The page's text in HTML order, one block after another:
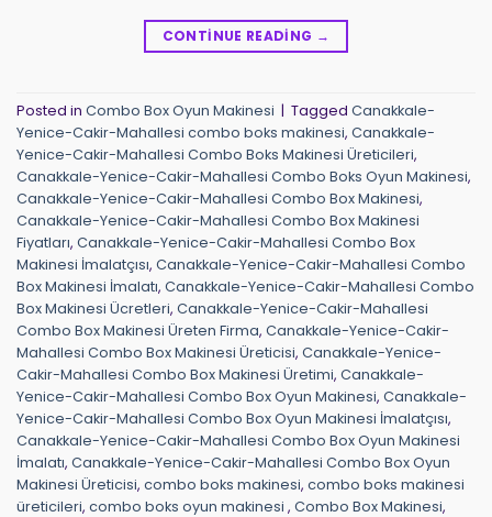
CONTINUE READING →
Posted in Combo Box Oyun Makinesi | Tagged Canakkale-
Yenice-Cakir-Mahallesi combo boks makinesi, Canakkale-
Yenice-Cakir-Mahallesi Combo Boks Makinesi Üreticileri,
Canakkale-Yenice-Cakir-Mahallesi Combo Boks Oyun Makinesi,
Canakkale-Yenice-Cakir-Mahallesi Combo Box Makinesi,
Canakkale-Yenice-Cakir-Mahallesi Combo Box Makinesi
Fiyatları, Canakkale-Yenice-Cakir-Mahallesi Combo Box
Makinesi İmalatçısı, Canakkale-Yenice-Cakir-Mahallesi Combo
Box Makinesi İmalatı, Canakkale-Yenice-Cakir-Mahallesi Combo
Box Makinesi Ücretleri, Canakkale-Yenice-Cakir-Mahallesi
Combo Box Makinesi Üreten Firma, Canakkale-Yenice-Cakir-
Mahallesi Combo Box Makinesi Üreticisi, Canakkale-Yenice-
Cakir-Mahallesi Combo Box Makinesi Üretimi, Canakkale-
Yenice-Cakir-Mahallesi Combo Box Oyun Makinesi, Canakkale-
Yenice-Cakir-Mahallesi Combo Box Oyun Makinesi İmalatçısı,
Canakkale-Yenice-Cakir-Mahallesi Combo Box Oyun Makinesi
İmalatı, Canakkale-Yenice-Cakir-Mahallesi Combo Box Oyun
Makinesi Üreticisi, combo boks makinesi, combo boks makinesi
üreticileri, combo boks oyun makinesi , Combo Box Makinesi,